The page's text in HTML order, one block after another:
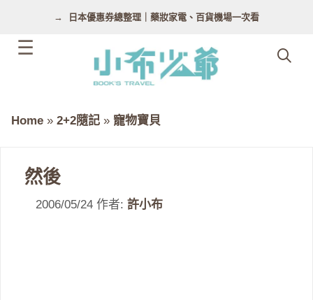
日本優惠券總整理｜藥妝家電、百貨機場一次看
Home » 2+2隨記 » 寵物寶貝
然後
2006/05/24 作者: 許小布